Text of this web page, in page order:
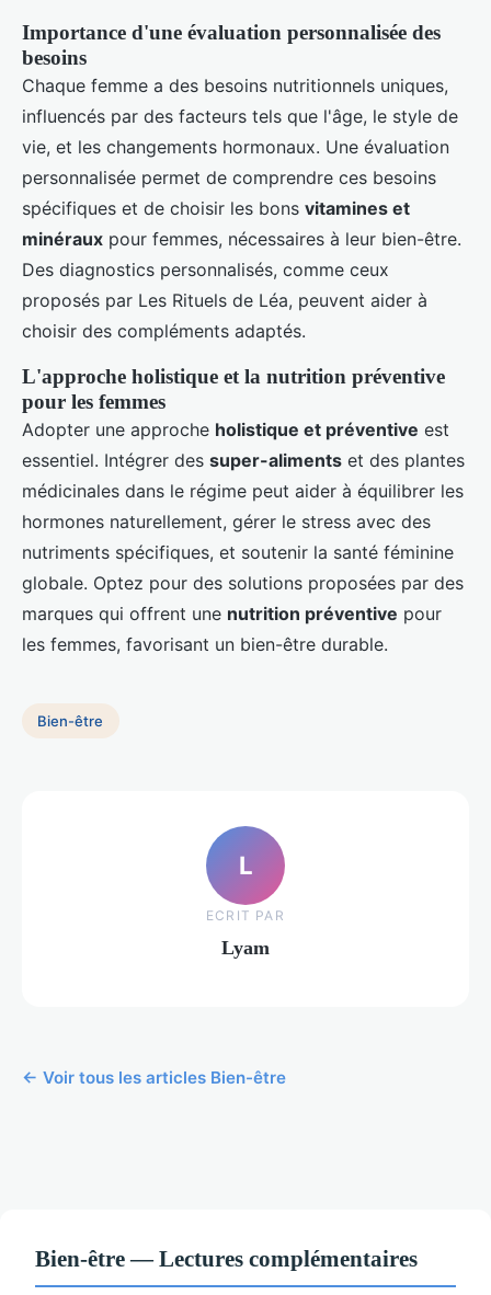
Importance d'une évaluation personnalisée des
besoins
Chaque femme a des besoins nutritionnels uniques,
influencés par des facteurs tels que l'âge, le style de
vie, et les changements hormonaux. Une évaluation
personnalisée permet de comprendre ces besoins
spécifiques et de choisir les bons vitamines et
minéraux pour femmes, nécessaires à leur bien-être.
Des diagnostics personnalisés, comme ceux
proposés par Les Rituels de Léa, peuvent aider à
choisir des compléments adaptés.
L'approche holistique et la nutrition préventive
pour les femmes
Adopter une approche holistique et préventive est
essentiel. Intégrer des super-aliments et des plantes
médicinales dans le régime peut aider à équilibrer les
hormones naturellement, gérer le stress avec des
nutriments spécifiques, et soutenir la santé féminine
globale. Optez pour des solutions proposées par des
marques qui offrent une nutrition préventive pour
les femmes, favorisant un bien-être durable.
Bien-être
L
ECRIT PAR
Lyam
← Voir tous les articles Bien-être
Bien-être — Lectures complémentaires